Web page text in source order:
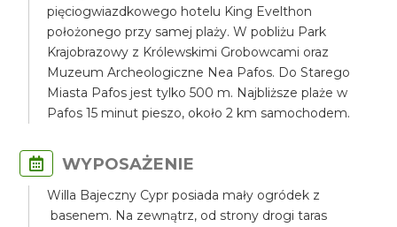
pięciogwiazdkowego hotelu King Evelthon
położonego przy samej plaży. W pobliżu Park
Krajobrazowy z Królewskimi Grobowcami oraz
Muzeum Archeologiczne Nea Pafos. Do Starego
Miasta Pafos jest tylko 500 m. Najbliższe plaże w
Pafos 15 minut pieszo, około 2 km samochodem.
WYPOSAŻENIE
Willa Bajeczny Cypr posiada mały ogródek z
basenem. Na zewnątrz, od strony drogi taras